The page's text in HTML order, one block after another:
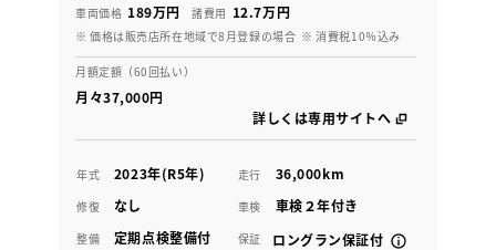
車両価格 189万円 諸費用 12.7万円
※ 価格は販売店所在地域で8月登録の場合 ※ 消費税10％込み
月額定額（60回払い）
月々37,000円
詳しくは専用サイトへ
年式 2023年(R5年) 走行 36,000km
修復 なし 車検 車検２年付き
整備 定期点検整備付 保証 ロングラン保証付